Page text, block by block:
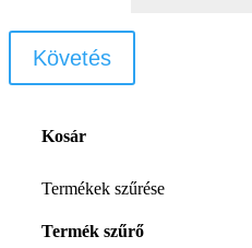
Követés
Kosár
Termékek szűrése
Termék szűrő